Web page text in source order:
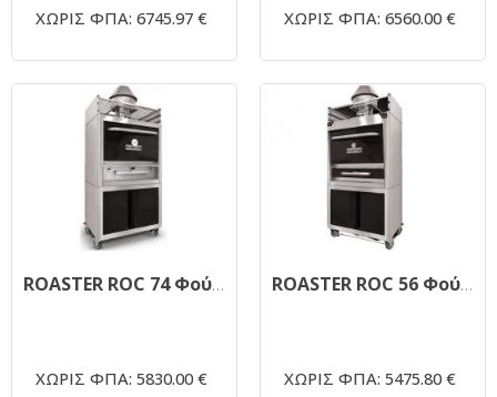
ΧΩΡΙΣ ΦΠΑ: 6745.97 € ΧΩΡΙΣ ΦΠΑ: 6560.00 €
ROASTER ROC 74 Φούρνος Ξυλοκάρβουνου Επιδαπέδιος με Βάση 970x510x1910mm
ΧΩΡΙΣ ΦΠΑ: 5830.00 €
ROASTER ROC 56 Φούρνος Ξυλοκάρβουνου Επιδαπέδιος με Βάση 770x510x1910mm
ΧΩΡΙΣ ΦΠΑ: 5475.80 €